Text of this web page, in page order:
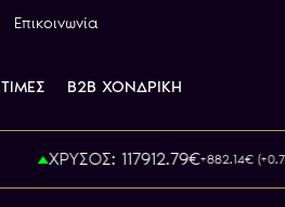
Επικοινωνία
ΤΙΜΕΣ B2B ΧΟΝΔΡΙΚΗ
ΧΡΥΣΟΣ: 117912.79€+882.14€ (+0.76%)